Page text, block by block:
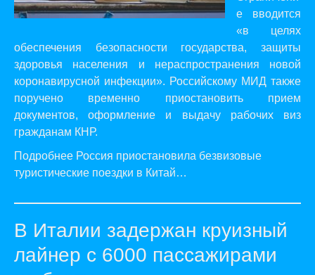
е вводится
«в целях
обеспечения безопасности государства, защиты
здоровья населения и нераспространения новой
коронавирусной инфекции». Российскому МИД также
поручено временно приостановить прием
документов, оформление и выдачу рабочих виз
гражданам КНР.
Подробнее Россия приостановила безвизовые
туристические поездки в Китай…
В Италии задержан круизный
лайнер с 6000 пассажирами